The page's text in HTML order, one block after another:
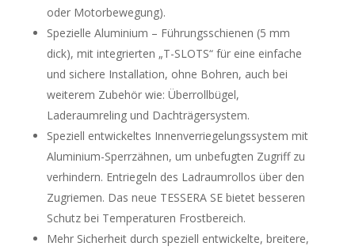
oder Motorbewegung).
Spezielle Aluminium – Führungsschienen (5 mm
dick), mit integrierten „T-SLOTS“ für eine einfache
und sichere Installation, ohne Bohren, auch bei
weiterem Zubehör wie: Überrollbügel,
Laderaumreling und Dachträgersystem.
Speziell entwickeltes Innenverriegelungssystem mit
Aluminium-Sperrzähnen, um unbefugten Zugriff zu
verhindern. Entriegeln des Ladraumrollos über den
Zugriemen. Das neue TESSERA SE bietet besseren
Schutz bei Temperaturen Frostbereich.
Mehr Sicherheit durch speziell entwickelte, breitere,